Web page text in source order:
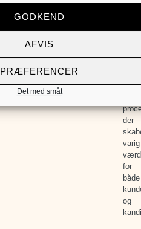
GODKEND
AFVIS
PRÆFERENCER
Det med småt
rette
til
der
varig
for
både
og